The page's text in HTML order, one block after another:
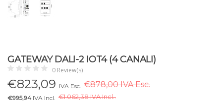
GATEWAY DALI-2 IOT4 (4 CANALI)
0 Review(s)
€823,09 IVA Esc. €878,00 IVA Esc.
€995,94 IVA Incl. €1.062,38 IVA Incl..